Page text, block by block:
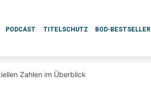
PODCAST TITELSCHUTZ BOD-BESTSELLER
Zahlen im Überblick